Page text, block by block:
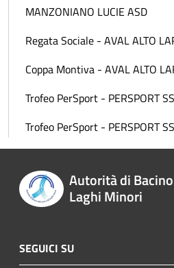
MANZONIANO LUCIE ASD
Regata Sociale - AVAL ALTO
Coppa Montiva - AVAL ALTO
Trofeo PerSport - PERSPORT
Trofeo PerSport - PERSPORT
Autorità di
Laghi Minori
SEGUICI SU